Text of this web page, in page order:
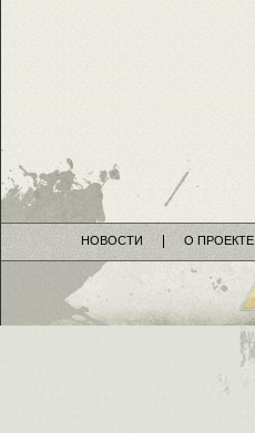
НОВОСТИ О ПРОЕКТЕ